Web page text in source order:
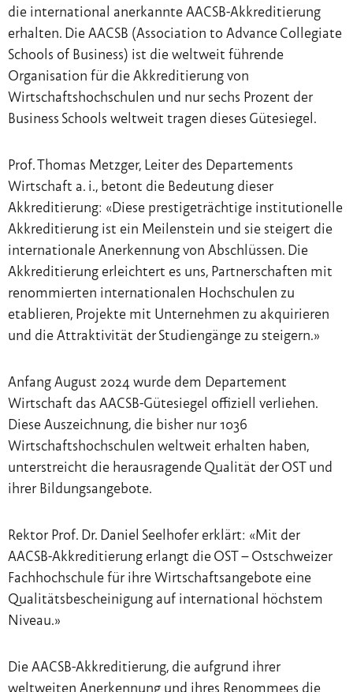
die international anerkannte AACSB-Akkreditierung
erhalten. Die AACSB (Association to Advance Collegiate
Schools of Business) ist die weltweit führende
Organisation für die Akkreditierung von
Wirtschaftshochschulen und nur sechs Prozent der
Business Schools weltweit tragen dieses Gütesiegel.
Prof. Thomas Metzger, Leiter des Departements
Wirtschaft a. i., betont die Bedeutung dieser
Akkreditierung: «Diese prestigeträchtige institutionelle
Akkreditierung ist ein Meilenstein und sie steigert die
internationale Anerkennung von Abschlüssen. Die
Akkreditierung erleichtert es uns, Partnerschaften mit
renommierten internationalen Hochschulen zu
etablieren, Projekte mit Unternehmen zu akquirieren
und die Attraktivität der Studiengänge zu steigern.»
Anfang August 2024 wurde dem Departement
Wirtschaft das AACSB-Gütesiegel offiziell verliehen.
Diese Auszeichnung, die bisher nur 1036
Wirtschaftshochschulen weltweit erhalten haben,
unterstreicht die herausragende Qualität der OST und
ihrer Bildungsangebote.
Rektor Prof. Dr. Daniel Seelhofer erklärt: «Mit der
AACSB-Akkreditierung erlangt die OST – Ostschweizer
Fachhochschule für ihre Wirtschaftsangebote eine
Qualitätsbescheinigung auf international höchstem
Niveau.»
Die AACSB-Akkreditierung, die aufgrund ihrer
weltweiten Anerkennung und ihres Renommees die